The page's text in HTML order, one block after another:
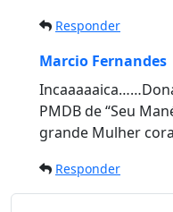
Responder
Marcio Fernandes
PMDB de “Seu
grande Mulher
Responder